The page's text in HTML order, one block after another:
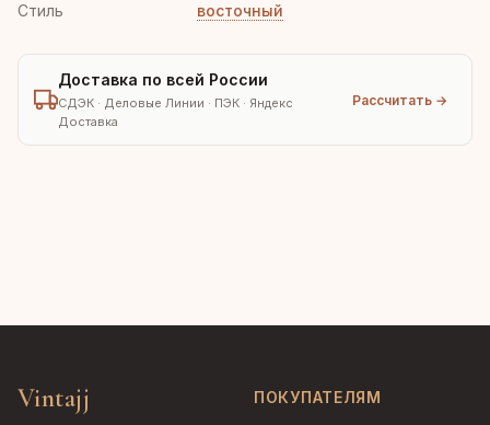
Стиль восточный
Доставка по всей России
СДЭК · Деловые Линии · ПЭК · Яндекс
Доставка
Рассчитать →
Vintajj ПОКУПАТЕЛЯМ